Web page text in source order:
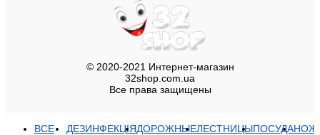
© 2020-2021 Интернет-магазин
32shop.com.ua
Все права защищены
ВСЕ
ДЕЗИНФЕКЦІЯДОРОЖНЫЕЛЕСТНИЦЫПОСУДА